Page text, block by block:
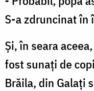
S-a zdruncinat în
Şi, în seara
fost sunaţi de
Brăila, din Galaţi